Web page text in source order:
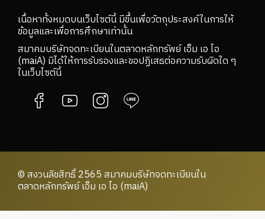
เนื้อหาทั้งหมดบนเว็บไซต์นี้ มีขึ้นเพื่อวัตถุประสงค์ในการให้
ข้อมูลและเพื่อการศึกษาเท่านั้น
สมาคมบริษัทจดทะเบียนในตลาดหลักทรัพย์ เอ็ม เอ ไอ
(maiA) มิได้ให้การรับรองและขอปฏิเสธต่อความรับผิดใด ๆ
ในเว็บไซต์นี้
© สงวนลิขสิทธิ์ 2565 สมาคมบริษัทจดทะเบียนใน
ตลาดหลักทรัพย์ เอ็ม เอ ไอ (maiA)